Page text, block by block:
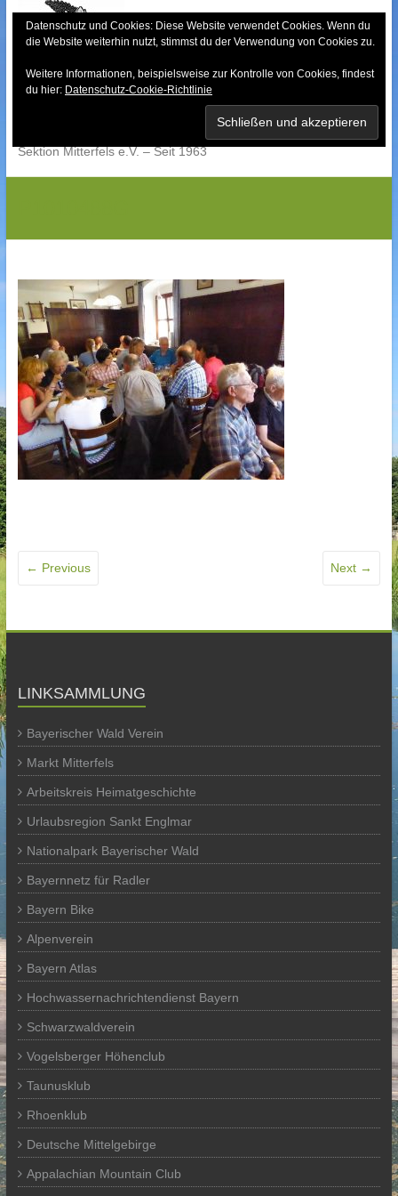
content
Bayerischer Wald-
Sektion Mitterfels e.V. – Seit 1963
← Previous Next →
LINKSAMMLUNG
Bayerischer Wald Verein
Markt Mitterfels
Arbeitskreis Heimatgeschichte
Urlaubsregion Sankt Englmar
Nationalpark Bayerischer Wald
Bayernnetz für Radler
Bayern Bike
Alpenverein
Bayern Atlas
Hochwassernachrichtendienst Bayern
Schwarzwaldverein
Vogelsberger Höhenclub
Taunusklub
Rhoenklub
Deutsche Mittelgebirge
Appalachian Mountain Club
Datenschutz und Cookies: Diese Website verwendet Cookies. Wenn du
die Website weiterhin nutzt, stimmst du der Verwendung von Cookies zu.
Weitere Informationen, beispielsweise zur Kontrolle von Cookies, findest
du hier: Datenschutz-Cookie-Richtlinie